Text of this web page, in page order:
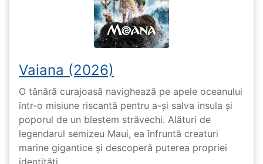
Vaiana (2026)
O tânără curajoasă navighează pe apele oceanului
într-o misiune riscantă pentru a-și salva insula și
poporul de un blestem străvechi. Alături de
legendarul semizeu Maui, ea înfruntă creaturi
marine gigantice și descoperă puterea propriei
identități.